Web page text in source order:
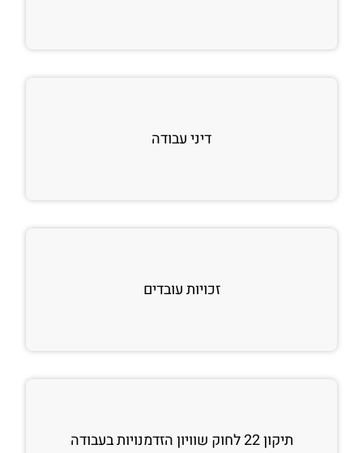
דיני עבודה
זכויות עובדים
תיקון 22 לחוק שוויון הזדמנויות בעבודה